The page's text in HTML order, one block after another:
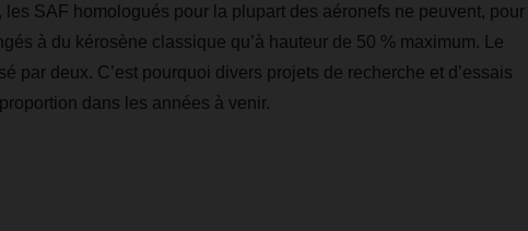
SAF homologués pour la plupart des aéronefs ne peuvent, pour
à du kérosène classique qu’à hauteur de 50 % maximum.
Le
par deux. C’est pourquoi divers projets de recherche et d’essais
dans les années à venir.